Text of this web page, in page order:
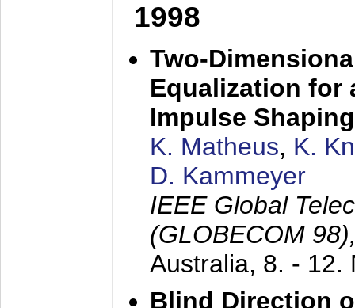
1998
Two-
Equalization for
Impulse
K. Matheus, K.
D. Kammeyer
IEEE Global
(GLOBECOM
Australia, 8. - 12.
Blind Direction